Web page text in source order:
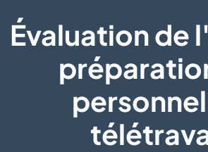
Évaluation de